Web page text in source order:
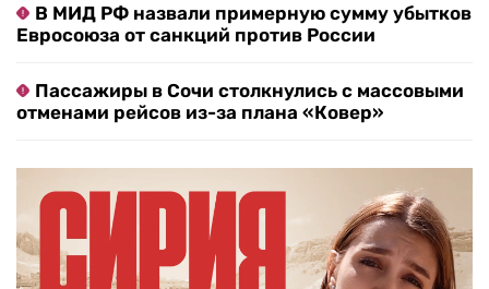
В МИД РФ назвали примерную сумму убытков
Евросоюза от санкций против России
Пассажиры в Сочи столкнулись с массовыми
отменами рейсов из-за плана «Ковер»